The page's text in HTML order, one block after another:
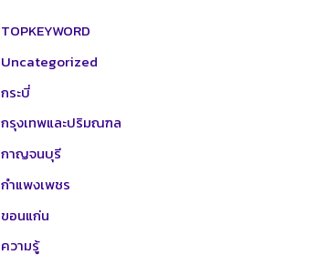
TOPKEYWORD
Uncategorized
กระบี่
กรุงเทพและปริมณฑล
กาญจนบุรี
กำแพงเพชร
ขอนแก่น
ความรู้